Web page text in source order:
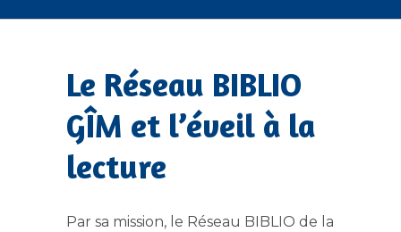
Le Réseau BIBLIO
GÎM et l’éveil à la
lecture
Par sa mission, le Réseau BIBLIO de la